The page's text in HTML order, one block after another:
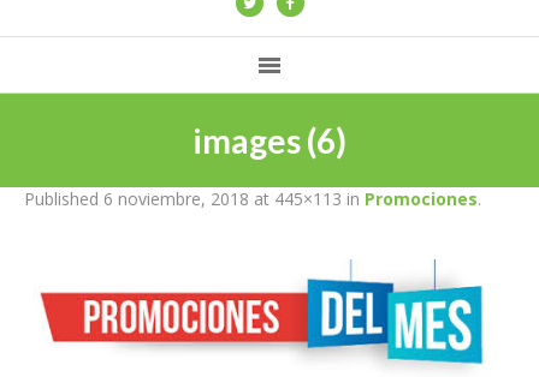
images (6)
Published 6 noviembre, 2018 at 445×113 in Promociones.